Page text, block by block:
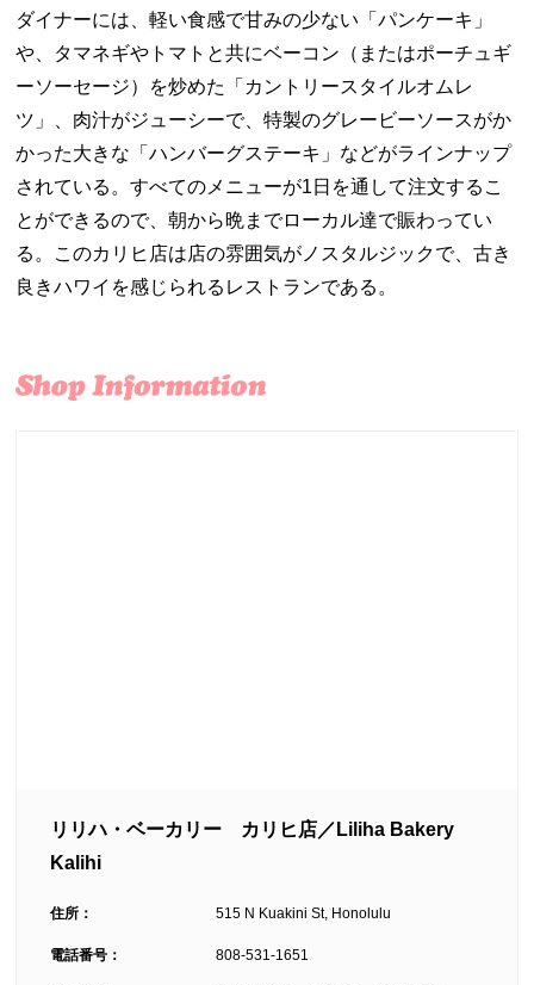
ダイナーには、軽い食感で甘みの少ない「パンケーキ」
や、タマネギやトマトと共にベーコン（またはポーチュギ
ーソーセージ）を炒めた「カントリースタイルオムレ
ツ」、肉汁がジューシーで、特製のグレービーソースがか
かった大きな「ハンバーグステーキ」などがラインナップ
されている。すべてのメニューが1日を通して注文するこ
とができるので、朝から晩までローカル達で賑わってい
る。このカリヒ店は店の雰囲気がノスタルジックで、古き
良きハワイを感じられるレストランである。
リリハ・ベーカリー カリヒ店／Liliha Bakery
Kalihi
住所： 515 N Kuakini St, Honolulu
電話番号： 808-531-1651